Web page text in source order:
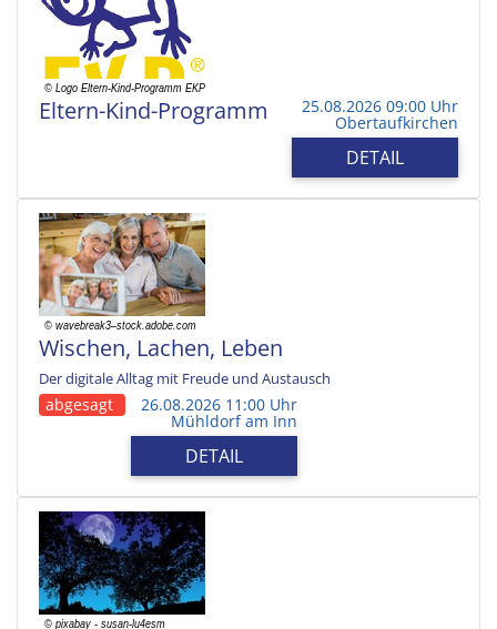
Eltern-Kind-Programm 25.08.2026 09:00 Uhr
Obertaufkirchen
DETAIL
Wischen, Lachen, Leben
Der digitale Alltag mit Freude und Austausch
abgesagt 26.08.2026 11:00 Uhr
Mühldorf am Inn
DETAIL